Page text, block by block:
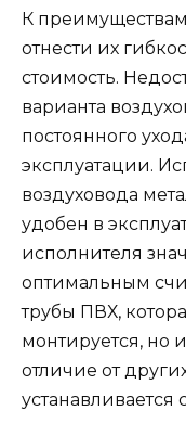
К
отнести их
стоимость.
варианта
постоянного
эксплуатации.
воздуховода
удобен в
исполнителя
оптимальным
трубы ПВХ,
монтируется, но
отличие от
устанавливается